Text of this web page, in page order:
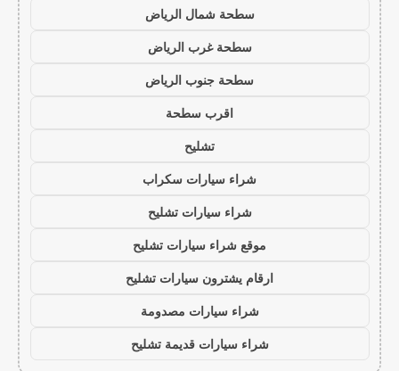
سطحة شمال الرياض
سطحة غرب الرياض
سطحة جنوب الرياض
اقرب سطحة
تشليح
شراء سيارات سكراب
شراء سيارات تشليح
موقع شراء سيارات تشليح
ارقام يشترون سيارات تشليح
شراء سيارات مصدومة
شراء سيارات قديمة تشليح